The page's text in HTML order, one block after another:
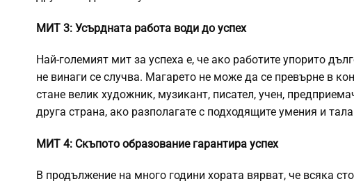
МИТ 3: Усърдната работа води до успех
Най-големият мит за успеха е, че ако работите упорито
не винаги се случва. Магарето не може да се превърне в
стане велик художник, музикант, писател, учен,
друга страна, ако разполагате с подходящите умения и
МИТ 4: Скъпото образование гарантира успех
В продължение на много години хората вярват, че всяка